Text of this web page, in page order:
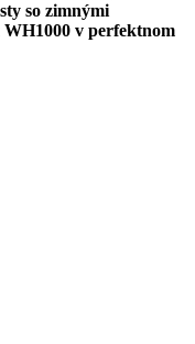
so zimnými
v perfektnom